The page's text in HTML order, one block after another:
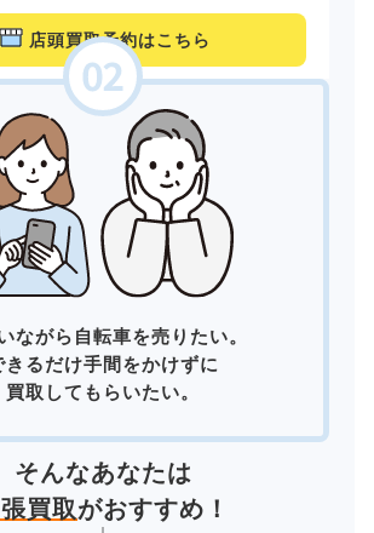
店頭買取予約はこちら
ながら自転車を売りたい。
きるだけ手間をかけずに
買取してもらいたい。
そんなあなたは
買取がおすすめ！